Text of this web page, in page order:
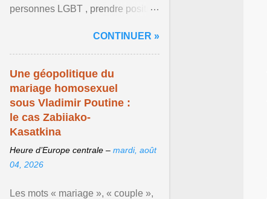
personnes LGBT , prendre position
raison de l ... Afficher l'article ...
CONTINUER »
Une géopolitique du
mariage homosexuel
sous Vladimir Poutine :
le cas Zabiiako-
Kasatkina
Heure d’Europe centrale – mardi, août
04, 2026
Les mots « mariage », « couple »,